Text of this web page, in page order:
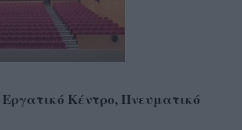
Κέντρο, Πνευματικό